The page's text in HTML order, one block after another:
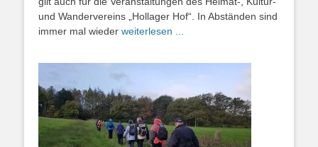
und Wandervereins „Hollager Hof“. In Abständen sind
immer mal wieder weiterlesen ...